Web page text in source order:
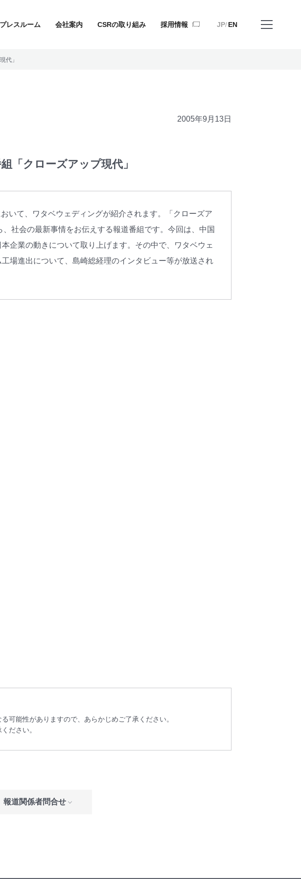
プレスルーム 会社案内 CSRの取り組み 採用情報 JP EN
JP EN
代」
2005年9月13日
「クローズアップ現代」
いて、ワタベウェディングが紹介されます。「クローズア
社会の最新事情をお伝えする報道番組です。今回は、中国
企業の動きについて取り上げます。その中で、ワタベウェ
場進出について、島崎総経理のインタビュー等が放送され
可能性がありますので、あらかじめご了承ください。
ださい。
報道関係者問合せ